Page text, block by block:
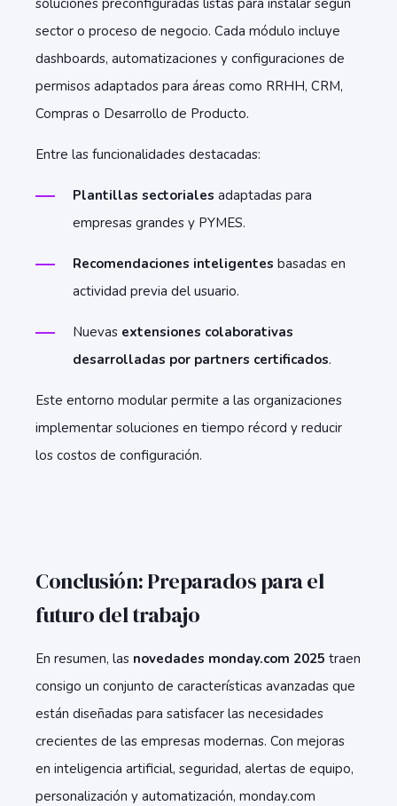
soluciones preconfiguradas listas para instalar según
sector o proceso de negocio. Cada módulo incluye
dashboards, automatizaciones y configuraciones de
permisos adaptados para áreas como RRHH, CRM,
Compras o Desarrollo de Producto.
Entre las funcionalidades destacadas:
Plantillas sectoriales adaptadas para
empresas grandes y PYMES.
Recomendaciones inteligentes basadas en
actividad previa del usuario.
Nuevas extensiones colaborativas
desarrolladas por partners certificados.
Este entorno modular permite a las organizaciones
implementar soluciones en tiempo récord y reducir
los costos de configuración.
Conclusión: Preparados para el
futuro del trabajo
En resumen, las novedades monday.com 2025 traen
consigo un conjunto de características avanzadas que
están diseñadas para satisfacer las necesidades
crecientes de las empresas modernas. Con mejoras
en inteligencia artificial, seguridad, alertas de equipo,
personalización y automatización, monday.com